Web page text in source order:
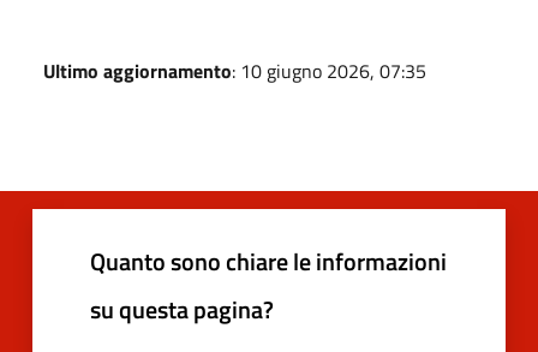
Ultimo aggiornamento: 10 giugno 2026, 07:35
Quanto sono chiare le informazioni
su questa pagina?